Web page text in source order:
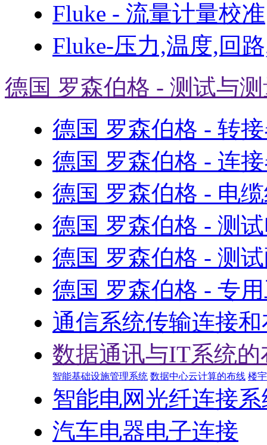
Fluke - 流量计量校准
Fluke-压力,温度,回
德国 罗森伯格 - 测试与
德国 罗森伯格 - 转
德国 罗森伯格 - 连
德国 罗森伯格 - 电
德国 罗森伯格 - 测
德国 罗森伯格 - 测
德国 罗森伯格 - 专
通信系统传输连接
数据通讯与IT系统的
智能基础设施管理系统 数据中心云计算的布线 楼
智能电网光纤连接系
汽车电器电子连接